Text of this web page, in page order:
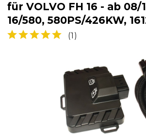
für VOLVO FH 16 - ab 08/
16/580, 580PS/426KW,
(1 )